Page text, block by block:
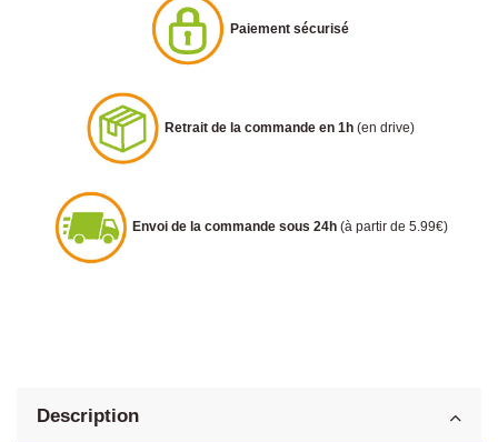
Paiement sécurisé
Retrait de la commande en 1h (en drive)
Envoi de la commande sous 24h (à partir de 5.99€)
Description